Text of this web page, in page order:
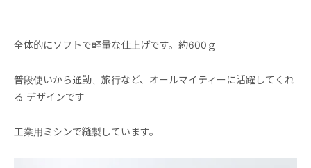
全体的にソフトで軽量な仕上げです。約600ｇ
普段使いから通勤、旅行など、オールマイティーに活躍してくれ
る デザインです
工業用ミシンで縫製しています。